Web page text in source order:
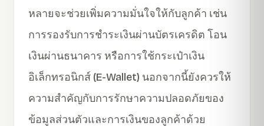
หลายจะช่วยเพิ่มความมั่นใจให้กับลูกค้า เช่น
การรองรับการชำระเงินผ่านบัตรเครดิต โอน
เงินผ่านธนาคาร หรือการใช้กระเป๋าเงิน
อิเล็กทรอนิกส์ (E-Wallet) นอกจากนี้ยังควรให้
ความสำคัญกับการรักษาความปลอดภัยของ
ข้อมูลส่วนตัวและการเงินของลูกค้าด้วย